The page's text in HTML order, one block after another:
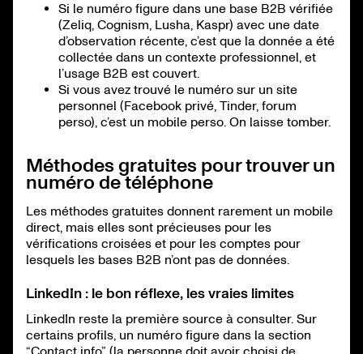
Si le numéro figure dans une base B2B vérifiée
(Zeliq, Cognism, Lusha, Kaspr) avec une date
d’observation récente, c’est que la donnée a été
collectée dans un contexte professionnel, et
l’usage B2B est couvert.
Si vous avez trouvé le numéro sur un site
personnel (Facebook privé, Tinder, forum
perso), c’est un mobile perso. On laisse tomber.
Méthodes gratuites pour trouver un
numéro de téléphone
Les méthodes gratuites donnent rarement un mobile
direct, mais elles sont précieuses pour les
vérifications croisées et pour les comptes pour
lesquels les bases B2B n’ont pas de données.
LinkedIn : le bon réflexe, les vraies limites
LinkedIn reste la première source à consulter. Sur
certains profils, un numéro figure dans la section